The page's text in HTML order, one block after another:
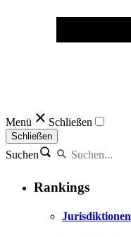
Menü Schließen
Schließen
Suchen
Rankings
Jurisdiktionen